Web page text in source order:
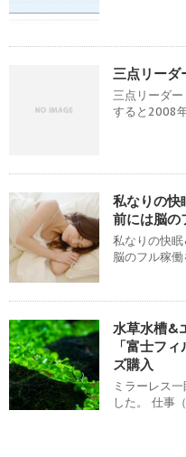
三点リー
三点リーダ
すると2008
私なりの快
前には脳の
私なりの快
脳のフル稼
水草水槽&
「富士フ
ズ購入
ミラーレス
した。 仕事